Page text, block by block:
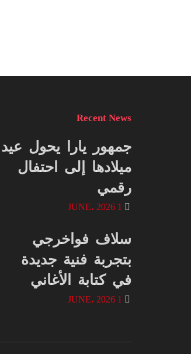
Recent News
جمهور يارا يحول عيد
ميلادها إلى احتفال
رقمي
سلاف فواخرجي
بتجربة فنية جديدة
في كتابة الأغاني